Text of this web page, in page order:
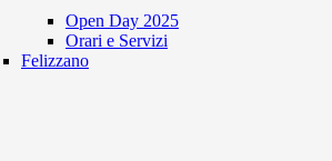
Open Day 2025
Orari e Servizi
Felizzano